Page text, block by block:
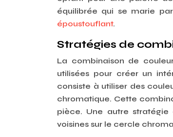
équilibrée qui se marie
époustouflant.
Stratégies de
La combinaison de
utilisées pour créer un
consiste à utiliser des
chromatique. Cette
pièce. Une autre stratégie
voisines sur le cercle